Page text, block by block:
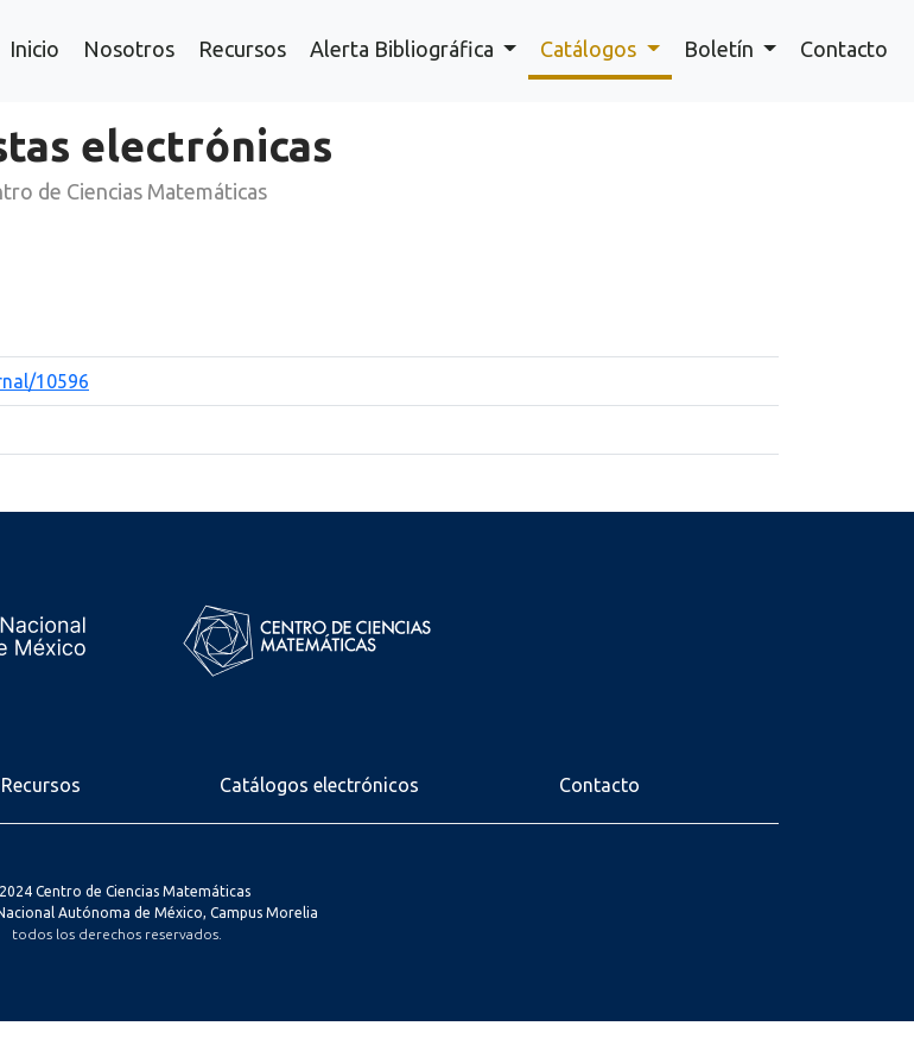
Inicio Nosotros Recursos Alerta Bibliográfica Catálogos Boletín Contacto
electrónicas
de Ciencias Matemáticas
10596
Recursos Catálogos electrónicos Contacto
Centro de Ciencias Matemáticas
Autónoma de México, Campus Morelia
todos los derechos reservados.